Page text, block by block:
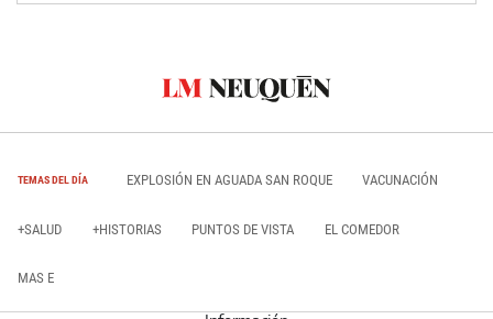
TEMAS DEL DÍA EXPLOSIÓN EN AGUADA SAN ROQUE VACUNACIÓN
+SALUD +HISTORIAS PUNTOS DE VISTA EL COMEDOR
MAS E